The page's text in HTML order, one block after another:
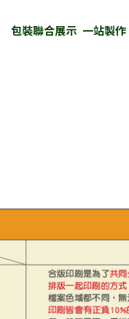
包裝聯合展示  一站製作